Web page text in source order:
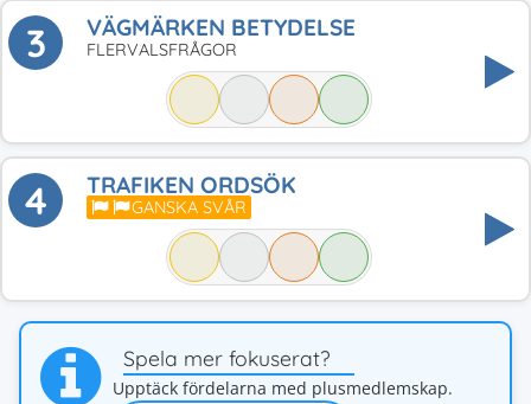
3 VÄGMÄRKEN BETYDELSE
FLERVALSFRÅGOR
4 TRAFIKEN ORDSÖK
GANSKA SVÅR
Spela mer fokuserat?
Upptäck fördelarna med plusmedlemskap.